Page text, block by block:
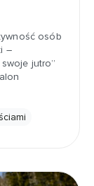
osób
–
jutro”